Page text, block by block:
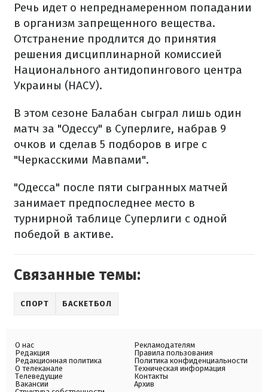
Речь идет о непреднамеренном попадании
в организм запрещенного вещества.
Отстранение продлится до принятия
решения дисциплинарной комиссией
Национального антидопингового центра
Украины (НАСУ).
В этом сезоне Балабан сыграл лишь один
матч за "Одессу" в Суперлиге, набрав 9
очков и сделав 5 подборов в игре с
"Черкасскими Мавпами".
"Одесса" после пяти сыгранных матчей
занимает предпоследнее место в
турнирной таблице Суперлиги с одной
победой в активе.
Связанные темы:
СПОРТ БАСКЕТБОЛ
О нас
Редакция
Редакционная политика
О телеканале
Телеведущие
Вакансии
Рекламодателям
Правила пользования
Политика конфиденциальности
Техническая информация
Контакты
Архив